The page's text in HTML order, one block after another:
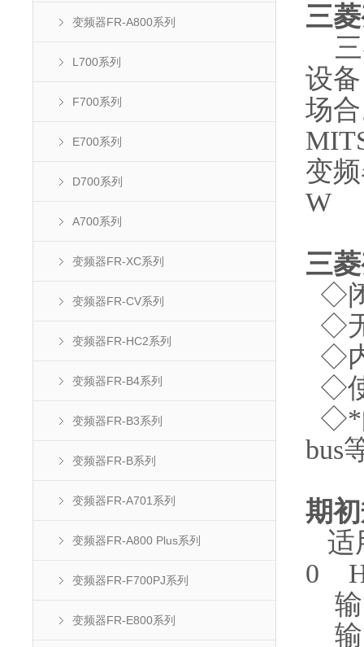
变频器FR-A800系列
L700系列
F700系列
E700系列
D700系列
A700系列
变频器FR-XC系列
变频器FR-CV系列
变频器FR-HC2系列
变频器FR-B4系列
变频器FR-B3系列
变频器FR-B系列
变频器FR-A701系列
变频器FR-A800 Plus系列
变频器FR-F700PJ系列
变频器FR-E800系列
三
三
设
场
变
W
三
◇
◇
◇
◇
◇*
bus
期
适
0
输
输